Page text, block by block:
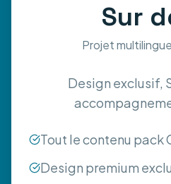
Sur
Projet
Design exclusif,
Tout le contenu pack
Design premium